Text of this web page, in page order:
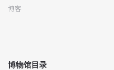
博客
博物馆目录